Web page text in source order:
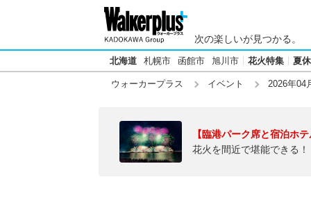
次の楽しいが見つかる。
北海道 札幌市 函館市 旭川市 花火特集 夏
ウォーカープラス イベント 2026年04
【臨港パーク席と宿泊ホ
花火を間近で堪能できる